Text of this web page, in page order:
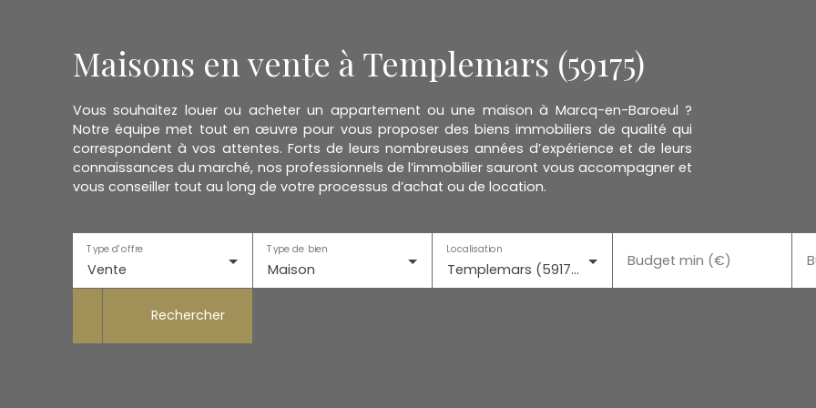
Maisons en vente à Templemars (59175)
Vous souhaitez louer ou acheter un appartement ou une maison à Marcq-en-Baroeul ?
Notre équipe met tout en œuvre pour vous proposer des biens immobiliers de qualité qui
correspondent à vos attentes. Forts de leurs nombreuses années d’expérience et de leurs
connaissances du marché, nos professionnels de l’immobilier sauront vous accompagner et
vous conseiller tout au long de votre processus d’achat ou de location.
Vente
Type d'offre
Maison
Type de bien
Templemars (59175)
Localisation
Budget min (€)
Rechercher